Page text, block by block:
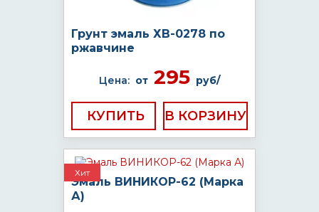
Грунт эмаль ХВ-0278 по
ржавчине
Цена: от 295 руб/
КУПИТЬ
Хит
Эмаль ВИНИКОР-62 (Марка
А)